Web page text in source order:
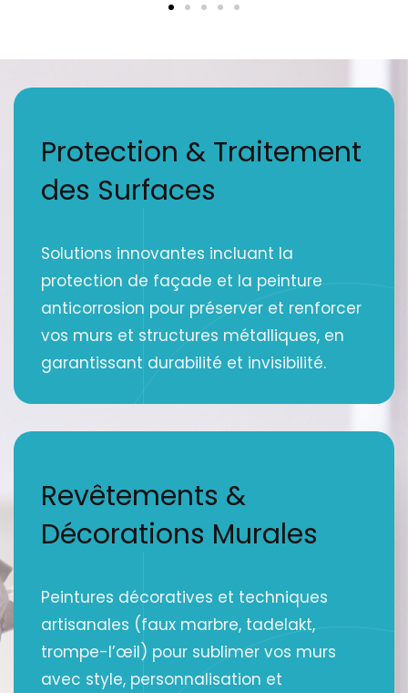
Protection & Traitement
des Surfaces
Solutions innovantes incluant la
protection de façade et la peinture
anticorrosion pour préserver et renforcer
vos murs et structures métalliques, en
garantissant durabilité et invisibilité.
Revêtements &
Décorations Murales
Peintures décoratives et techniques
artisanales (faux marbre, tadelakt,
trompe-l’œil) pour sublimer vos murs
avec style, personnalisation et